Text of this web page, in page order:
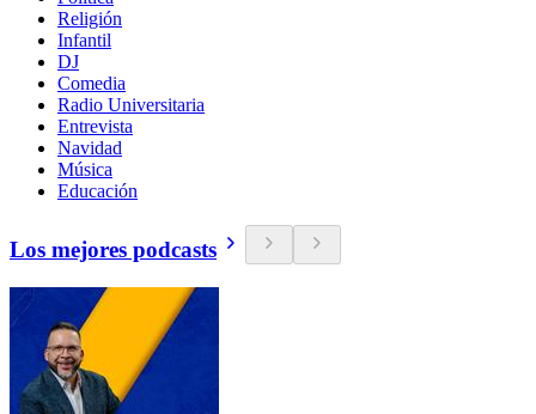
Religión
Infantil
DJ
Comedia
Radio Universitaria
Entrevista
Navidad
Música
Educación
Los mejores podcasts